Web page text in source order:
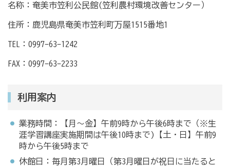
名称：奄美市笠利公民館(笠利農村環境改善センター）
住所：鹿児島県奄美市笠利町万屋1515番地1
TEL：0997-63-1242
FAX：0997-63-2233
利用案内
業務時間：【月～金】午前9時から午後6時まで（※生
涯学習講座実施期間は午後10時まで)【土・日】午前9
時から午後5時まで
休館日：毎月第3月曜日（第3月曜日が祝日に当たると